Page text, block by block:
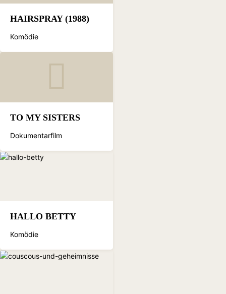
HAIRSPRAY (1988)
Komödie
TO MY SISTERS
Dokumentarfilm
HALLO BETTY
Komödie